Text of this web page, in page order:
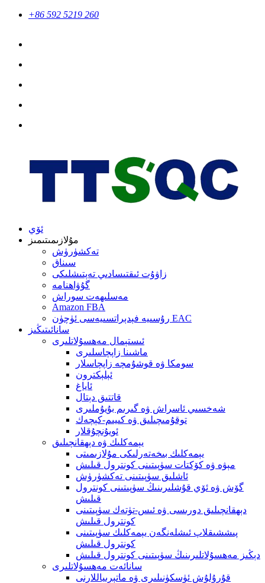
+86 592 5219 260
ئۆي
مۇلازىمىتىمىز
تەكشۈرۈش
سىناق
زاۋۇت ئىقتىسادىي تەپتىشلىكى
گۇۋاھنامە
مەسلىھەت سوراش
Amazon FBA
رۇسىيە فېدېراتسىيەسى ئۈچۈن EAC
سانائىتىڭىز
ئىستېمال مەھسۇلاتلىرى
ماشىنا زاپچاسلىرى
سومكا ۋە قوشۇمچە زاپچاسلار
ئېلېكترون
ئاياغ
قاتتىق دېتال
شەخسىي ئاسراش ۋە گىرىم بۇيۇملىرى
توقۇمىچىلىق ۋە كىيىم-كېچەك
ئويۇنچۇقلار
يېمەكلىك ۋە دېھقانچىلىق
يېمەكلىك بىخەتەرلىكى مۇلازىمىتى
مېۋە ۋە كۆكتات سۈپىتىنى كونترول قىلىش
ئاشلىق سۈپىتىنى تەكشۈرۈش
گۆش ۋە ئۆي قۇشلىرىنىڭ سۈپىتىنى كونترول
قىلىش
دېھقانچىلىق دورىسى ۋە ئىس-تۈتەك سۈپىتىنى
كونترول قىلىش
پىششىقلاپ ئىشلەنگەن يېمەكلىك سۈپىتىنى
كونترول قىلىش
دېڭىز مەھسۇلاتلىرىنىڭ سۈپىتىنى كونترول قىلىش
سانائەت مەھسۇلاتلىرى
قۇرۇلۇش ئۈسكۈنىلىرى ۋە ماتېرىياللارنى